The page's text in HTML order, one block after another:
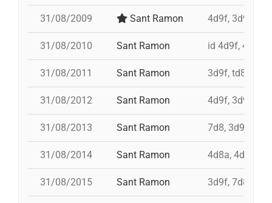
31/08/2009 Sant Ramon 4d9f, 3d9fa,
31/08/2010 Sant Ramon id 4d9f, 4d9f,
31/08/2011 Sant Ramon 3d9f, td8, id
31/08/2012 Sant Ramon 4d9f, 3d9f,
31/08/2013 Sant Ramon 7d8, 3d9f,
31/08/2014 Sant Ramon 4d8a, 4d9f,
31/08/2015 Sant Ramon 3d9f, 7d8,